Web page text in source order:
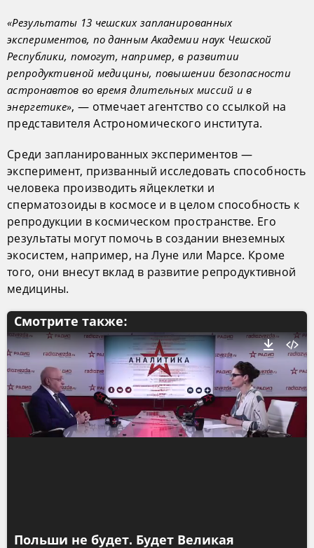
«Результаты 13 чешских запланированных
экспериментов, по данным Академии наук Чешской
Республики, помогут, например, в развитии
репродуктивной медицины, повышении безопасности
астронавтов во время длительных миссий и в
энергетике», — отмечает агентство со ссылкой на
представителя Астрономического института.
Среди запланированных экспериментов —
эксперимент, призванный исследовать способность
человека производить яйцеклетки и
сперматозоиды в космосе и в целом способность к
репродукции в космическом пространстве. Его
результаты могут помочь в создании внеземных
экосистем, например, на Луне или Марсе. Кроме
того, они внесут вклад в развитие репродуктивной
медицины.
Смотрите также:
Польши не будет. Будет Великая